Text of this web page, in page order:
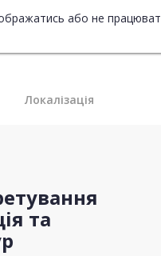
або не
Локалізація
та